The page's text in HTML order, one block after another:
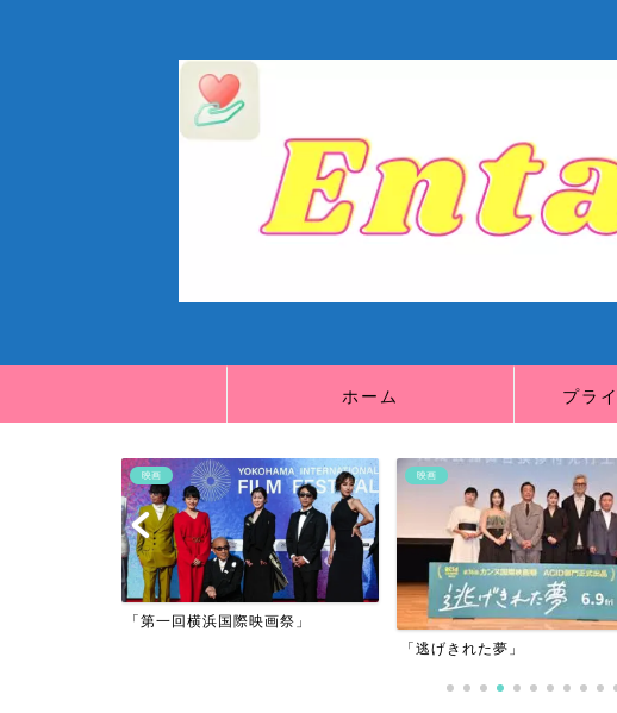
ホーム プラ
映画
「第一回横浜国際映画祭」
映画
「逃げきれた夢」